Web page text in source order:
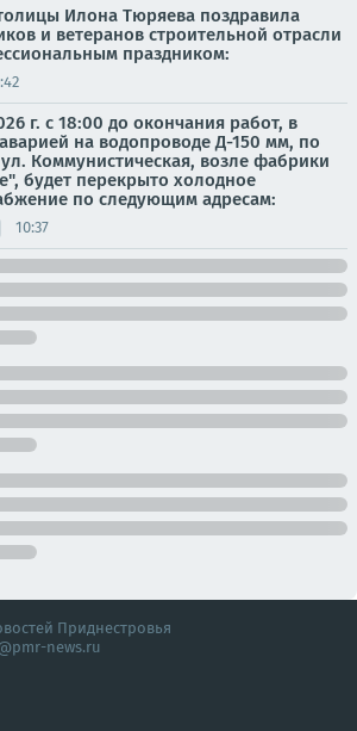
Илона Тюряева поздравила
и ветеранов строительной отрасли
праздником:
г. с 18:00 до окончания работ, в
на водопроводе Д-150 мм, по
Коммунистическая, возле фабрики
будет перекрыто холодное
по следующим адресам:
10:37
Приднестровья
news.ru